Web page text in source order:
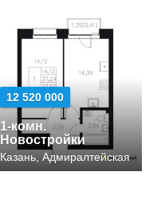
12 520 000
1-комн.
Новостройки
Казань, Адмиралтейская